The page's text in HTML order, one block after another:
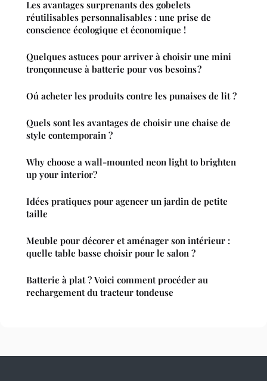
Les avantages surprenants des gobelets
réutilisables personnalisables : une prise de
conscience écologique et économique !
Quelques astuces pour arriver à choisir une mini
tronçonneuse à batterie pour vos besoins ?
Oú acheter les produits contre les punaises de lit ?
Quels sont les avantages de choisir une chaise de
style contemporain ?
Why choose a wall-mounted neon light to brighten
up your interior?
Idées pratiques pour agencer un jardin de petite
taille
Meuble pour décorer et aménager son intérieur :
quelle table basse choisir pour le salon ?
Batterie à plat ? Voici comment procéder au
rechargement du tracteur tondeuse